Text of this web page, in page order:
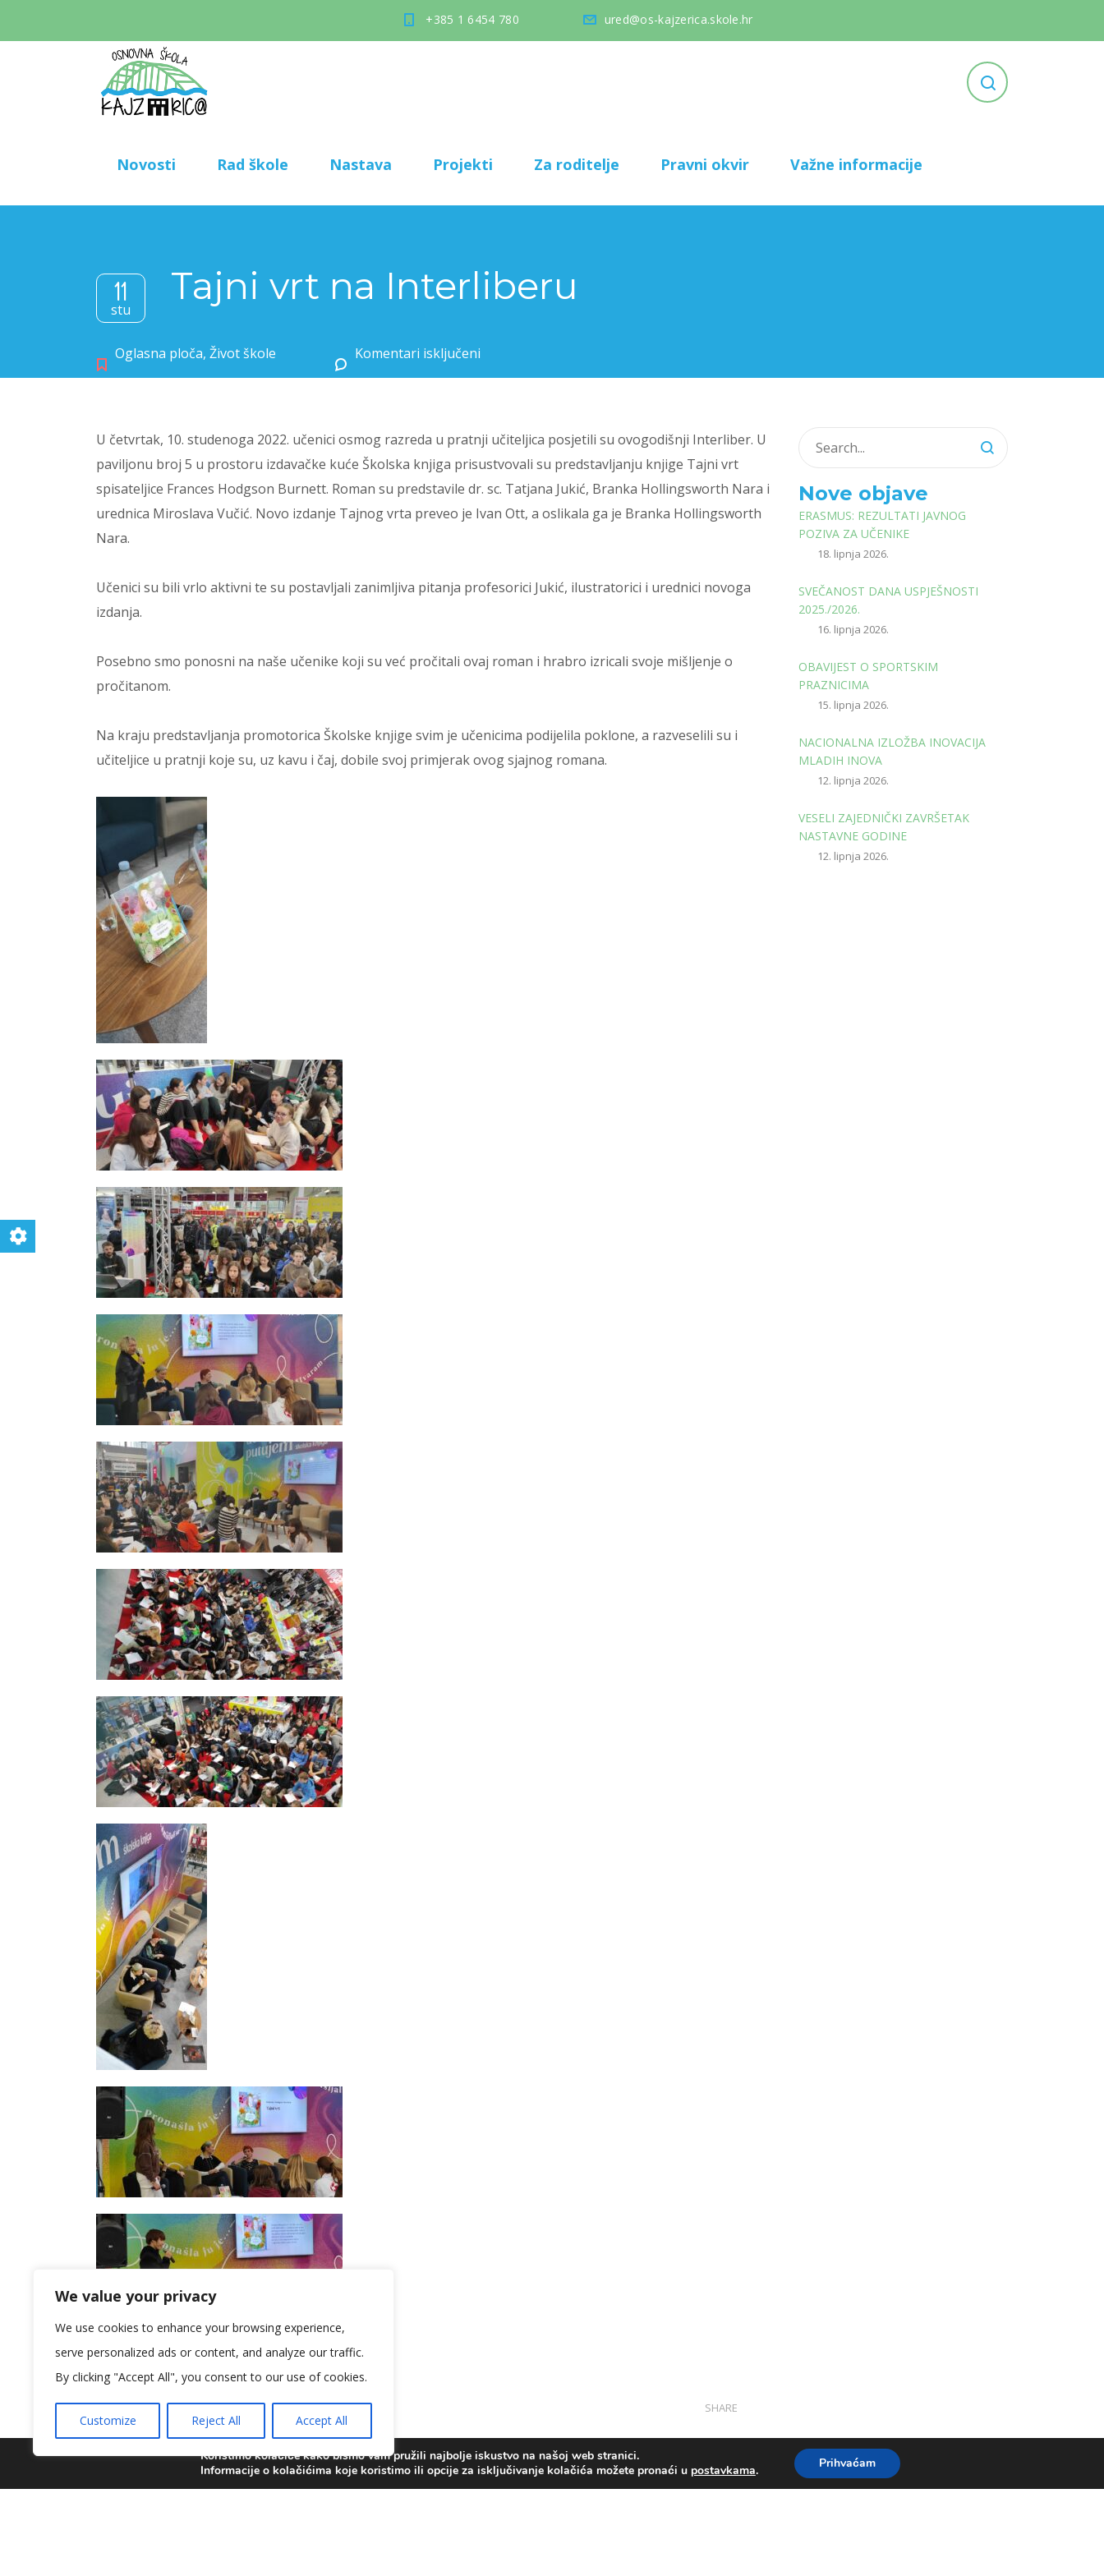
We value your privacy
We use cookies to enhance your browsing experience,
serve personalized ads or content, and analyze our traffic.
By clicking "Accept All", you consent to our use of cookies.
Customize Reject All Accept All
+385 1 6454 780 ured@os-kajzerica.skole.hr
Novosti Rad škole Nastava Projekti Za roditelje Pravni okvir Važne informacije
11
stu
Tajni vrt na Interliberu
Oglasna ploča, Život škole Komentari isključeni
U četvrtak, 10. studenoga 2022. učenici osmog razreda u pratnji učiteljica posjetili su ovogodišnji Interliber. U
paviljonu broj 5 u prostoru izdavačke kuće Školska knjiga prisustvovali su predstavljanju knjige Tajni vrt
spisateljice Frances Hodgson Burnett. Roman su predstavile dr. sc. Tatjana Jukić, Branka Hollingsworth Nara i
urednica Miroslava Vučić. Novo izdanje Tajnog vrta preveo je Ivan Ott, a oslikala ga je Branka Hollingsworth
Nara.
Učenici su bili vrlo aktivni te su postavljali zanimljiva pitanja profesorici Jukić, ilustratorici i urednici novoga
izdanja.
Posebno smo ponosni na naše učenike koji su već pročitali ovaj roman i hrabro izricali svoje mišljenje o
pročitanom.
Na kraju predstavljanja promotorica Školske knjige svim je učenicima podijelila poklone, a razveselili su i
učiteljice u pratnji koje su, uz kavu i čaj, dobile svoj primjerak ovog sjajnog romana.
SHARE
Nove objave
ERASMUS: REZULTATI JAVNOG
POZIVA ZA UČENIKE
18. lipnja 2026.
SVEČANOST DANA USPJEŠNOSTI
2025./2026.
16. lipnja 2026.
OBAVIJEST O SPORTSKIM
PRAZNICIMA
15. lipnja 2026.
NACIONALNA IZLOŽBA INOVACIJA
MLADIH INOVA
12. lipnja 2026.
VESELI ZAJEDNIČKI ZAVRŠETAK
NASTAVNE GODINE
12. lipnja 2026.
Koristimo kolačiće kako bismo vam pružili najbolje iskustvo na našoj web stranici.
Informacije o kolačićima koje koristimo ili opcije za isključivanje kolačića možete pronaći u postavkama. Prihvaćam